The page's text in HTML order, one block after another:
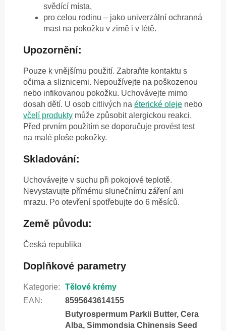
svědící místa,
pro celou rodinu – jako univerzální ochranná
mast na pokožku v zimě i v létě.
Upozornění:
Pouze k vnějšímu použití. Zabraňte kontaktu s
očima a sliznicemi. Nepoužívejte na poškozenou
nebo infikovanou pokožku. Uchovávejte mimo
dosah dětí. U osob citlivých na éterické oleje nebo
včelí produkty může způsobit alergickou reakci.
Před prvním použitím se doporučuje provést test
na malé ploše pokožky.
Skladování:
Uchovávejte v suchu při pokojové teplotě.
Nevystavujte přímému slunečnímu záření ani
mrazu. Po otevření spotřebujte do 6 měsíců.
Země původu:
Česká republika
Doplňkové parametry
Kategorie:
Tělové krémy
EAN : 8595643614155
Butyrospermum Parkii Butter, Cera
Alba, Simmondsia Chinensis Seed